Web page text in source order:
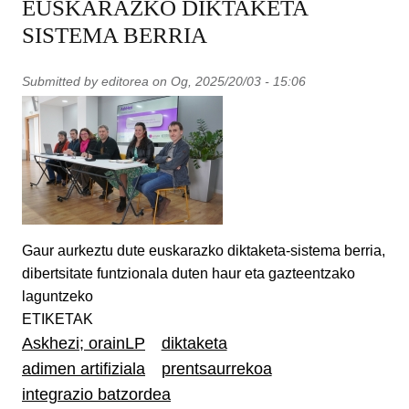
EUSKARAZKO DIKTAKETA
SISTEMA BERRIA
Submitted by editorea on Og, 2025/20/03 - 15:06
Gaur aurkeztu dute euskarazko diktaketa-sistema berria,
dibertsitate funtzionala duten haur eta gazteentzako
laguntzeko
ETIKETAK
Askhezi; orainLP
diktaketa
adimen artifiziala
prentsaurrekoa
integrazio batzordea